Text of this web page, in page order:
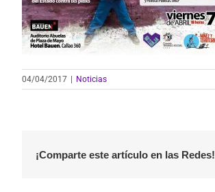
04/04/2017 Noticias
¡Comparte este artículo en las Redes!